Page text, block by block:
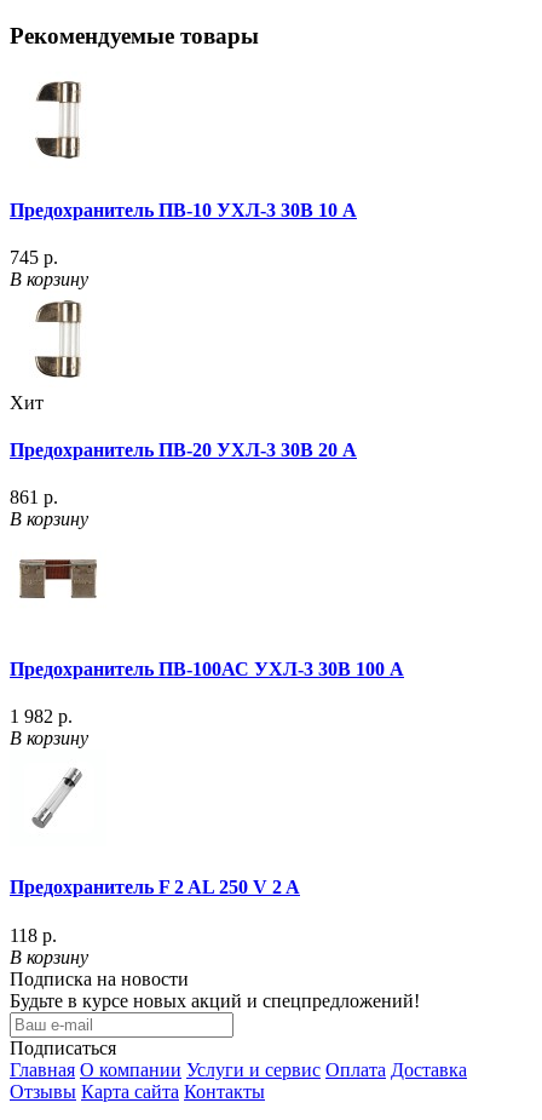
Рекомендуемые товары
Предохранитель ПВ-10 УХЛ-3 30В 10 А
745 р.
В корзину
Хит
Предохранитель ПВ-20 УХЛ-3 30В 20 А
861 р.
В корзину
Предохранитель ПВ-100АС УХЛ-3 30В 100 А
1 982 р.
В корзину
Предохранитель F 2 AL 250 V 2 A
118 р.
В корзину
Подписка на новости
Будьте в курсе новых акций и спецпредложений!
Подписаться
Главная О компании Услуги и сервис Оплата Доставка
Отзывы Карта сайта Контакты